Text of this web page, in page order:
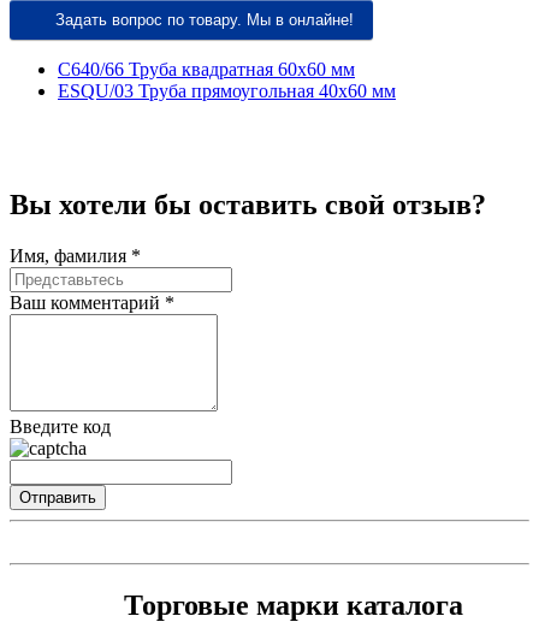
Задать вопрос по товару. Мы в онлайне!
C640/66 Труба квадратная 60х60 мм
ESQU/03 Труба прямоугольная 40х60 мм
Вы хотели бы оставить свой отзыв?
Имя, фамилия *
Ваш комментарий *
Введите код
Торговые марки каталога